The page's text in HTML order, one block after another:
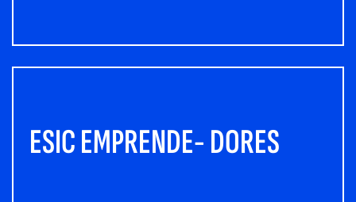
ESIC EMPRENDE- DORES